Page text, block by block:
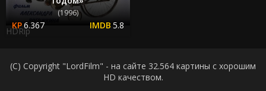
(1996)
6.367 5.8
HDRip
(C) Copyright "LordFilm" - на сайте 32.564 картины с хорошим
HD качеством.